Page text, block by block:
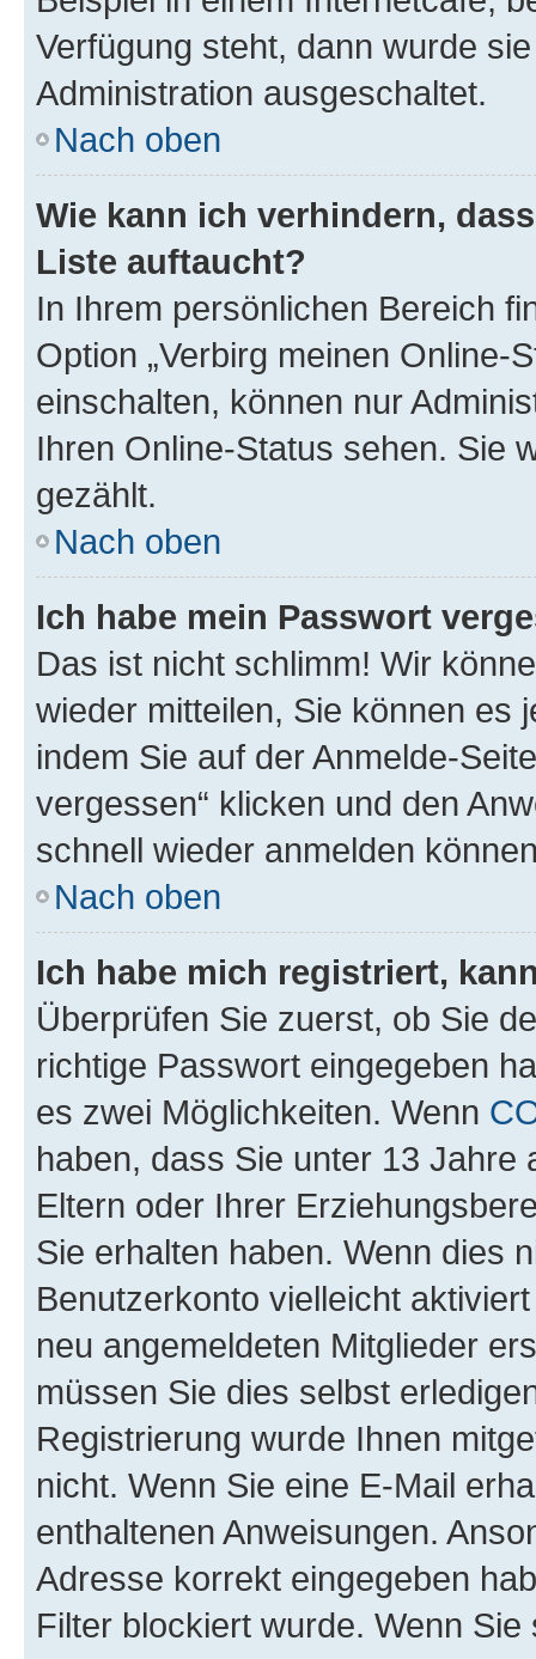
Verfügung steht, dann wurde
Administration ausgeschaltet.
Nach oben
Wie kann ich verhindern,
Liste auftaucht?
In Ihrem persönlichen Bereich
Option „Verbirg meinen Online-
einschalten, können nur
Ihren Online-Status sehen. Sie
gezählt.
Nach oben
Ich habe mein Passwort
Das ist nicht schlimm! Wir
wieder mitteilen, Sie können es
indem Sie auf der Anmelde-
vergessen“ klicken und den
schnell wieder anmelden
Nach oben
Ich habe mich registriert,
Überprüfen Sie zuerst, ob Sie
richtige Passwort eingegeben
es zwei Möglichkeiten. Wenn
haben, dass Sie unter 13 Jahre
Eltern oder Ihrer
Sie erhalten haben. Wenn dies
Benutzerkonto vielleicht
neu angemeldeten Mitglieder
müssen Sie dies selbst
Registrierung wurde Ihnen
nicht. Wenn Sie eine E-Mail
enthaltenen Anweisungen.
Adresse korrekt eingegeben
Filter blockiert wurde. Wenn